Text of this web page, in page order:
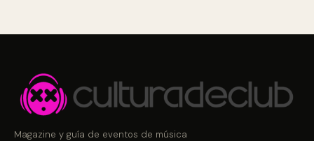
Magazine y guía de eventos de música